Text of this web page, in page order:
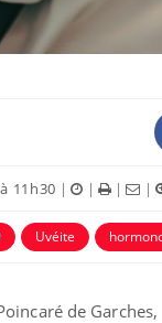
11h30 | | | |
Uvéite
de Garches,